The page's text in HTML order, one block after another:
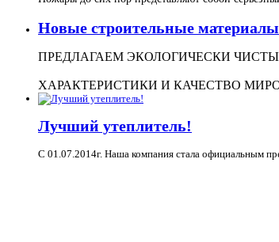
Новые строительные материалы
ПРЕДЛАГАЕМ ЭКОЛОГИЧЕСКИ
ХАРАКТЕРИСТИКИ И КАЧЕСТВО
Лучший утеплитель!
С 01.07.2014г. Наша компания стала официальным